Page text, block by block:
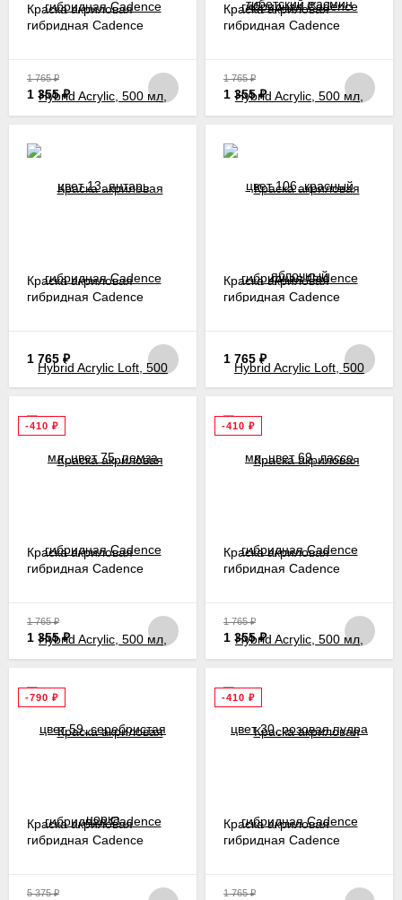
Краска акриловая
гибридная Cadence
1 765₽
1 355₽
Краска акриловая
гибридная Cadence
яблочный
1 765₽
1 355₽
Краска акриловая
гибридная Cadence
1 765 ₽
Краска акриловая
гибридная Cadence
1 765 ₽
-410 ₽
Краска акриловая
гибридная Cadence
норка
1 765₽
1 355₽
-410 ₽
Краска акриловая
гибридная Cadence
1 765₽
1 355₽
-790 ₽
Краска акриловая
гибридная Cadence
5 375₽
-410 ₽
Краска акриловая
гибридная Cadence
1 765₽